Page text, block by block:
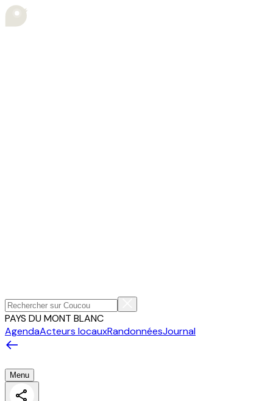
PAYS DU MONT BLANC
AgendaActeurs locauxRandonnéesJournal
Menu